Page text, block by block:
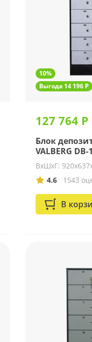
10%
Выгода 14 196 Р
127 764 Р
Блок
VALBERG DB-
ВхШхГ:
4.6
1543
В